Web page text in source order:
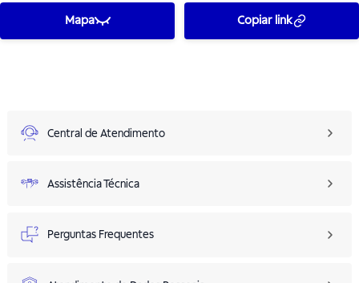
Mapa Copiar link
Central de Atendimento
Assistência Técnica
Perguntas Frequentes